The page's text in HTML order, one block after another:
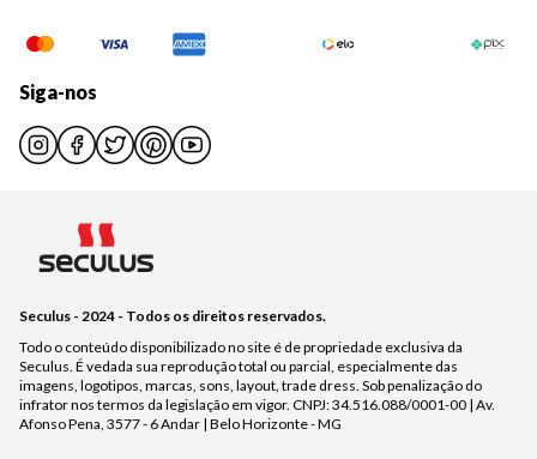
Siga-nos
Seculus - 2024 - Todos os direitos reservados.
Todo o conteúdo disponibilizado no site é de propriedade exclusiva da
Seculus. É vedada sua reprodução total ou parcial, especialmente das
imagens, logotipos, marcas, sons, layout, trade dress. Sob penalização do
infrator nos termos da legislação em vigor. CNPJ: 34.516.088/0001-00 | Av.
Afonso Pena, 3577 - 6 Andar | Belo Horizonte - MG